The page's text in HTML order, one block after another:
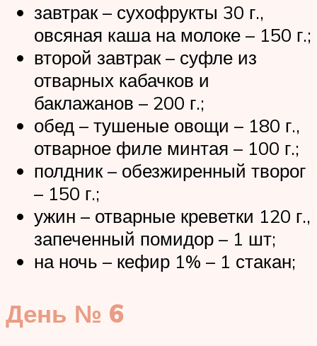
завтрак – сухофрукты 30 г.,
овсяная каша на молоке – 150 г.;
второй завтрак – суфле из
отварных кабачков и
баклажанов – 200 г.;
обед – тушеные овощи – 180 г.,
отварное филе минтая – 100 г.;
полдник – обезжиренный творог
– 150 г.;
ужин – отварные креветки 120 г.,
запеченный помидор – 1 шт;
на ночь – кефир 1% – 1 стакан;
День № 6